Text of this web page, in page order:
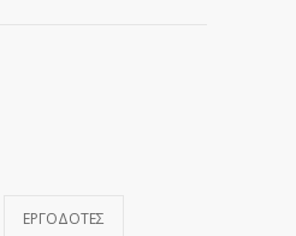
ΕΡΓΟΔΟΤΕΣ